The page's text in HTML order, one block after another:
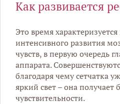
Как развивается
Это время
интенсивного развития
чувств, в первую очередь
аппарата.
благодаря чему сетчатка
яркий свет – она получает
чувствительности.